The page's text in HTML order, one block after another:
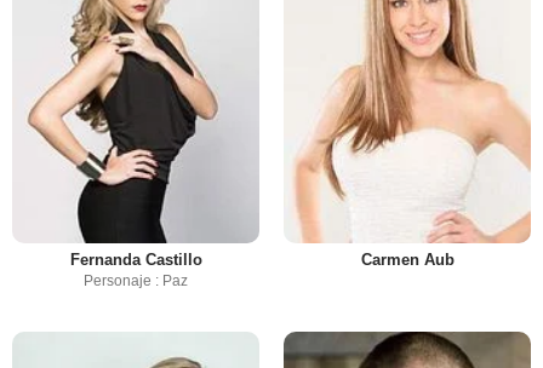
Fernanda Castillo
Personaje : Paz
Carmen Aub